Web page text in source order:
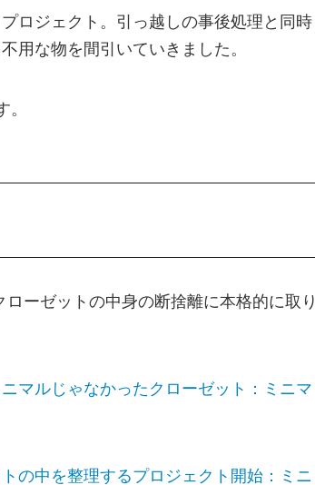
ロジェクト。引っ越しの事後処理と同時
用な物を間引いていきました。
ーゼットの中身の断捨離に本格的に取り
マルじゃなかったクローゼット：ミニマ
の中を整理するプロジェクト開始：ミニ